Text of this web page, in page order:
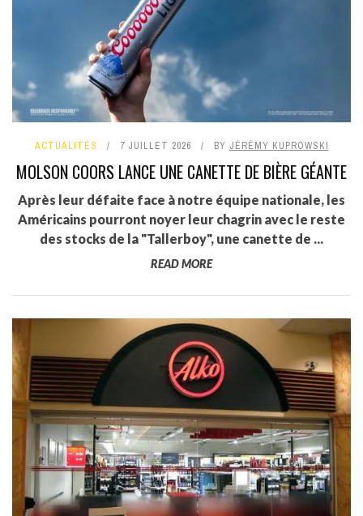
ACTUALITÉS 7 JUILLET 2026 BY JÉRÉMY KUPROWSKI
MOLSON COORS LANCE UNE CANETTE DE BIÈRE GÉANTE
Après leur défaite face à notre équipe nationale, les
Américains pourront noyer leur chagrin avec le reste
des stocks de la "Tallerboy", une canette de ...
READ MORE